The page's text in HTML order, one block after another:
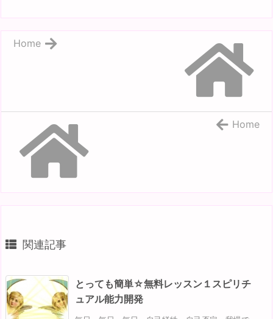
Home
Home
関連記事
とっても簡単☆無料レッスン１スピリチ
ュアル能力開発